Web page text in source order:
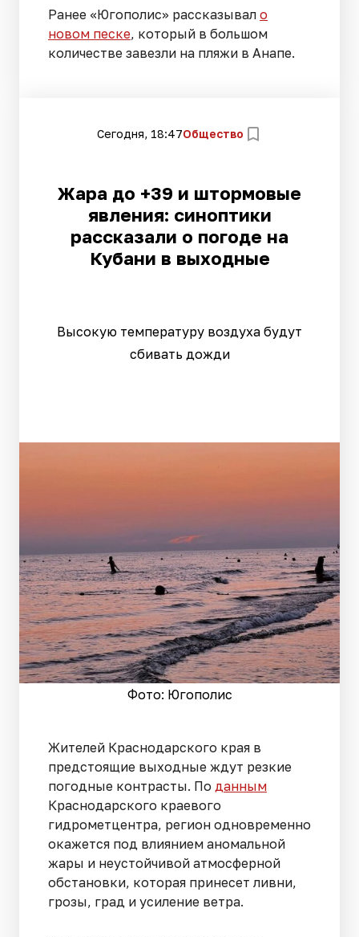
Ранее «Югополис» рассказывал о
новом песке, который в большом
количестве завезли на пляжи в Анапе.
Сегодня, 18:47Общество
Жара до +39 и штормовые
явления: синоптики
рассказали о погоде на
Кубани в выходные
Высокую температуру воздуха будут
сбивать дожди
Фото: Югополис
Жителей Краснодарского края в
предстоящие выходные ждут резкие
погодные контрасты. По данным
Краснодарского краевого
гидрометцентра, регион одновременно
окажется под влиянием аномальной
жары и неустойчивой атмосферной
обстановки, которая принесет ливни,
грозы, град и усиление ветра.